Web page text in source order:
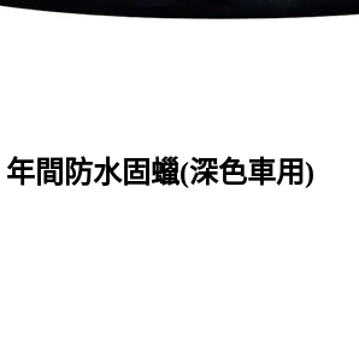
年間防水固蠟(深色車用)